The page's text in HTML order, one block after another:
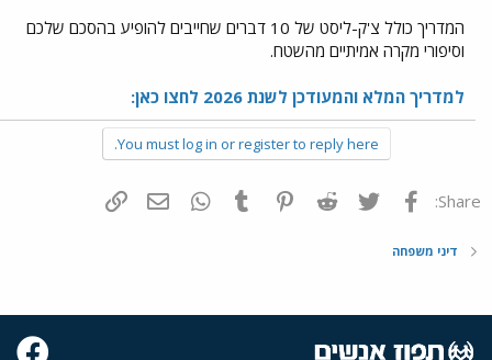
המדריך כולל צ'ק-ליסט של 10 דברים שחייבים להופיע בהסכם שלכם
וסיפורי מקרה אמיתיים מהשטח.
למדריך המלא והמעודכן לשנת 2026 לחצו כאן:
You must log in or register to reply here.
Share: פייסבוק Twitter
Reddit
Pinterest
Tumblr
WhatsAppדואר אלקטרוני
דיני משפחה